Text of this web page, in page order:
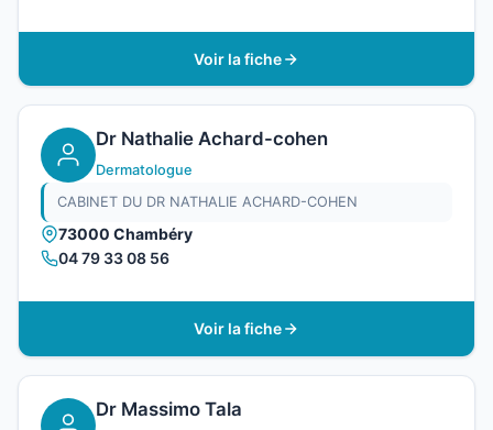
Voir la fiche
Dr Nathalie Achard-cohen
Dermatologue
CABINET DU DR NATHALIE ACHARD-COHEN
73000 Chambéry
04 79 33 08 56
Voir la fiche
Dr Massimo Tala